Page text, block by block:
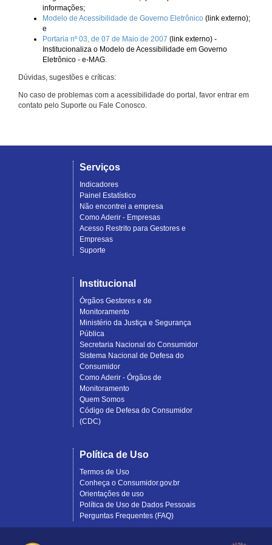
informações;
Modelo de Acessibilidade de Governo Eletrônico (link externo);
e
Portaria nº 03, de 07 de Maio de 2007 (link externo) -
Institucionaliza o Modelo de Acessibilidade em Governo
Eletrônico - e-MAG.
Dúvidas, sugestões e críticas:
No caso de problemas com a acessibilidade do portal, favor entrar em
contato pelo Suporte ou Fale Conosco.
Serviços
Indicadores
Painel Estatístico
Não encontrei a empresa
Como Aderir - Empresas
Acesso Restrito para Gestores e
Empresas
Suporte
Institucional
Órgãos Gestores e de
Monitoramento
Ministério da Justiça e Segurança
Pública
Secretaria Nacional do Consumidor
Sistema Nacional de Defesa do
Consumidor
Como Aderir - Órgãos de
Monitoramento
Quem Somos
Código de Defesa do Consumidor
(CDC)
Política de Uso
Termos de Uso
Conheça o Consumidor.gov.br
Orientações de uso
Política de Uso de Dados Pessoais
Perguntas Frequentes (FAQ)